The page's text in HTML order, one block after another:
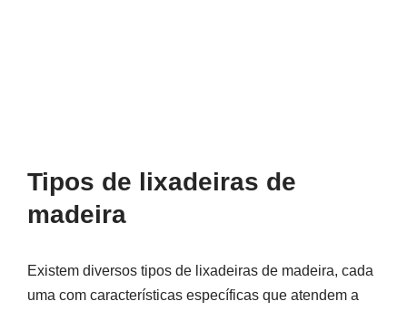
Tipos de lixadeiras de
madeira
Existem diversos tipos de lixadeiras de madeira, cada
uma com características específicas que atendem a